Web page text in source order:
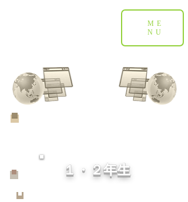
ME
NU
１・２年生